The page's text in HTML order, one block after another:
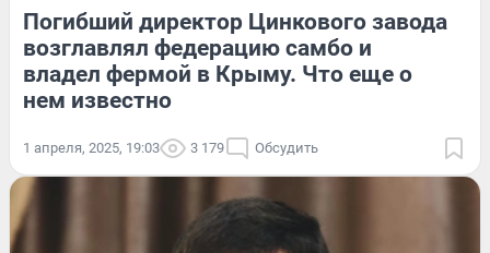
Погибший директор Цинкового завода
возглавлял федерацию самбо и
владел фермой в Крыму. Что еще о
нем известно
1 апреля, 2025, 19:03 3 179 Обсудить